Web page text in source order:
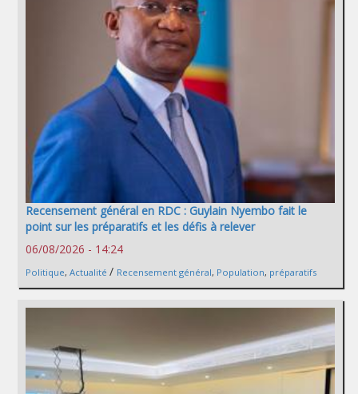
Recensement général en RDC : Guylain Nyembo fait le
point sur les préparatifs et les défis à relever
06/08/2026 - 14:24
Politique, Actualité / Recensement général, Population, préparatifs